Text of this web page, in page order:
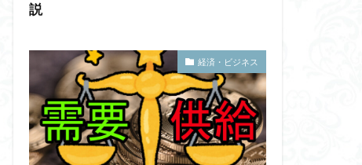
説
経済・ビジネス